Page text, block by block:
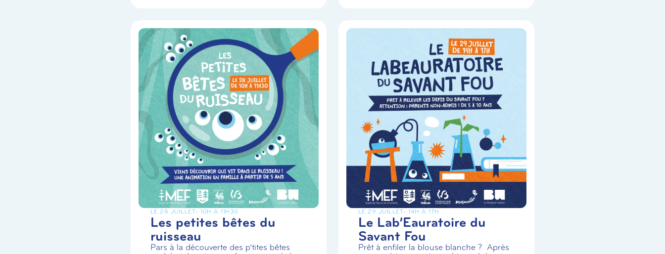
LE 28 JUILLET- 10H À 11H30
Les petites bêtes du
ruisseau
Pars à la découverte des p’tites bêtes
LE 29 JUILLET- 14H À 17H
Le Lab’Eauratoire du
Savant Fou
Prêt à enfiler la blouse blanche ? Après